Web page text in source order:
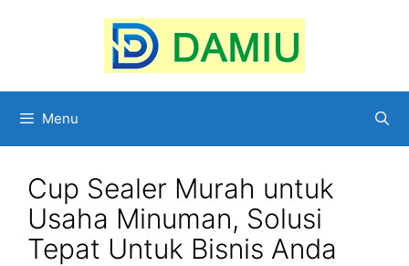
Menu
Cup Sealer Murah untuk
Usaha Minuman, Solusi
Tepat Untuk Bisnis Anda